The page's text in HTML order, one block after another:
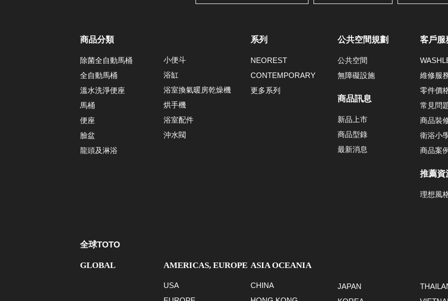
商品分類
除菌全自動馬桶
全自動馬桶
溫水洗淨便座
馬桶
便座
臉盆
龍頭及淋浴
小便斗
浴缸
浴室換氣暖房乾燥機
烘手機
浴室配件
沖水閥
系列
NEOREST
CONTEMPORARY
更多系列
公共空間規劃
公共空間
無障礙設施
商品訊息
新品上市
商品型錄
最新消息
客戶服
維修服
零件價
常見問
商品裝
衛浴小
商品案
推薦資
理想風
全球TOTO
GLOBAL AMERICAS, EUROPE
USA
ASIA OCEANIA
CHINA
JAPAN